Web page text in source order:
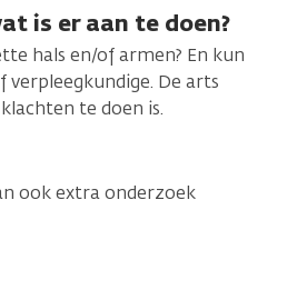
is er aan te doen?
hals en/of armen? En kun
verpleegkundige. De arts
te doen is.
ook extra onderzoek